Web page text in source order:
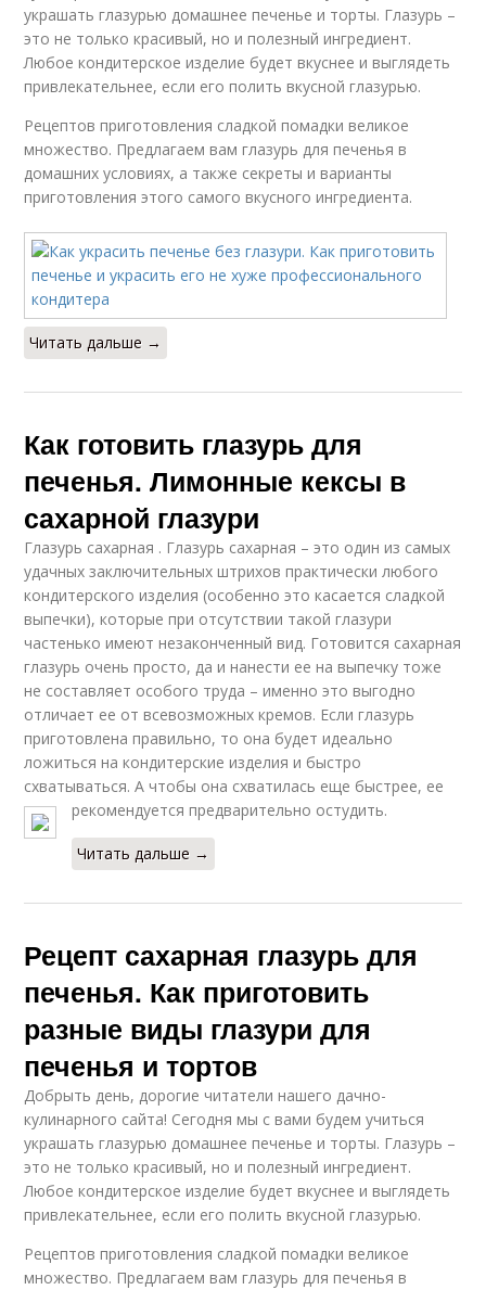
украшать глазурью домашнее печенье и торты. Глазурь –
это не только красивый, но и полезный ингредиент.
Любое кондитерское изделие будет вкуснее и выглядеть
привлекательнее, если его полить вкусной глазурью.
Рецептов приготовления сладкой помадки великое
множество. Предлагаем вам глазурь для печенья в
домашних условиях, а также секреты и варианты
приготовления этого самого вкусного ингредиента.
Читать дальше →
Как готовить глазурь для
печенья. Лимонные кексы в
сахарной глазури
Глазурь сахарная . Глазурь сахарная – это один из самых
удачных заключительных штрихов практически любого
кондитерского изделия (особенно это касается сладкой
выпечки), которые при отсутствии такой глазури
частенько имеют незаконченный вид. Готовится сахарная
глазурь очень просто, да и нанести ее на выпечку тоже
не составляет особого труда – именно это выгодно
отличает ее от всевозможных кремов. Если глазурь
приготовлена правильно, то она будет идеально
ложиться на кондитерские изделия и быстро
схватываться. А чтобы она схватилась еще быстрее, ее
рекомендуется предварительно остудить.
Читать дальше →
Рецепт сахарная глазурь для
печенья. Как приготовить
разные виды глазури для
печенья и тортов
Добрыть день, дорогие читатели нашего дачно-
кулинарного сайта! Сегодня мы с вами будем учиться
украшать глазурью домашнее печенье и торты. Глазурь –
это не только красивый, но и полезный ингредиент.
Любое кондитерское изделие будет вкуснее и выглядеть
привлекательнее, если его полить вкусной глазурью.
Рецептов приготовления сладкой помадки великое
множество. Предлагаем вам глазурь для печенья в